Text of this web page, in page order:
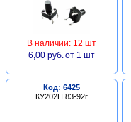
В наличии: 12 шт
6,00 руб. от 1 шт
Код: 6425
КУ202Н 83-92г